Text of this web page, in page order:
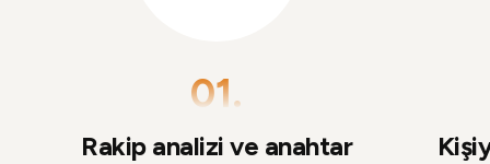
01.
Rakip analizi ve anahtar